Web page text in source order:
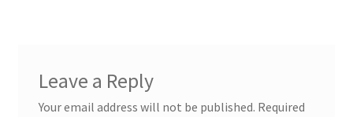
Leave a Reply
Your email address will not be published. Required